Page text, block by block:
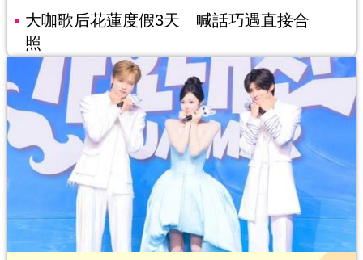
大咖歌后花蓮度假3天 喊話巧遇直接合
照